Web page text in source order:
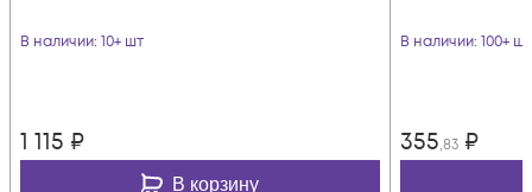
В наличии: 10+ шт
1 115 ₽
В корзину
В наличии: 100+ шт
355,83 ₽